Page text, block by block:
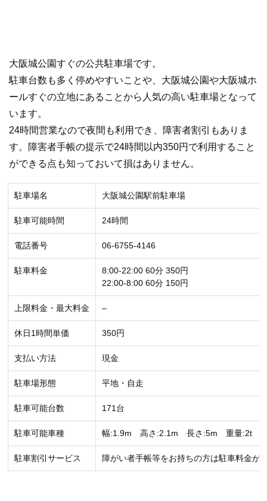
大阪城公園すぐの公共駐車場です。
駐車台数も多く停めやすいことや、大阪城公園や大阪城ホ
ールすぐの立地にあることから人気の高い駐車場となって
います。
24時間営業なので夜間も利用でき、障害者割引もありま
す。障害者手帳の提示で24時間以内350円で利用すること
ができる点も知っておいて損はありません。
駐車場名 大阪城公園駅前駐車場
駐車可能時間 24時間
電話番号 06-6755-4146
駐車料金
8:00-22:00 60分 350円
22:00-8:00 60分 150円
上限料金・最大料金 –
休日1時間単価 350円
支払い方法 現金
駐車場形態 平地・自走
駐車可能台数 171台
駐車可能車種 幅:1.9m 高さ:2.1m 長さ:5m 重量:2t
駐車割引サービス 障がい者手帳等をお持ちの方は駐車料金が